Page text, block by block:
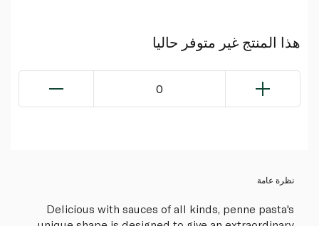
هذا المنتج غير متوفر حاليا
0
نظرة عامة
Delicious with sauces of all kinds, penne pasta's